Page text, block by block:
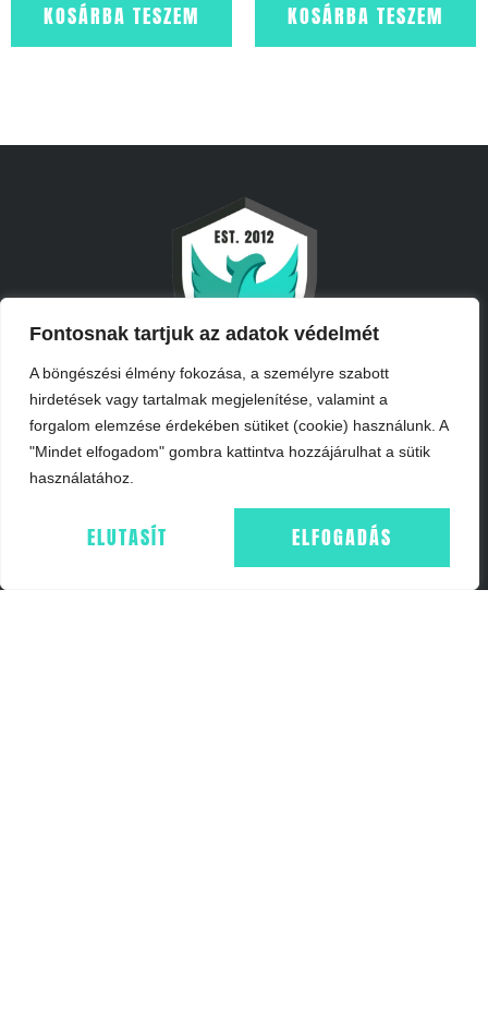
Fontosnak tartjuk az adatok védelmét
A böngészési élmény fokozása, a személyre szabott
hirdetések vagy tartalmak megjelenítése, valamint a
forgalom elemzése érdekében sütiket (cookie) használunk. A
"Mindet elfogadom" gombra kattintva hozzájárulhat a sütik
használatához.
ELUTASÍT ELFOGADÁS
KOSÁRBA TESZEM KOSÁRBA TESZEM